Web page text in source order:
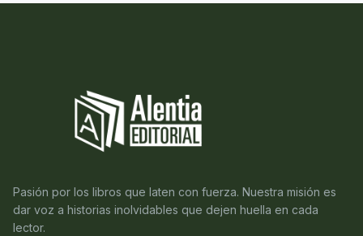
Pasión por los libros que laten con fuerza. Nuestra misión es
dar voz a historias inolvidables que dejen huella en cada
lector.